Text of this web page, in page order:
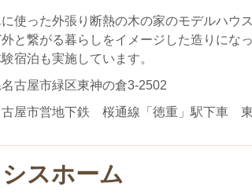
使った外張り断熱の木の家のモデルハウ
と繋がる暮らしをイメージした造りにな
宿泊も実施しています。
古屋市緑区東神の倉3-2502
古屋市営地下鉄 桜通線「徳重」駅下車
スホーム